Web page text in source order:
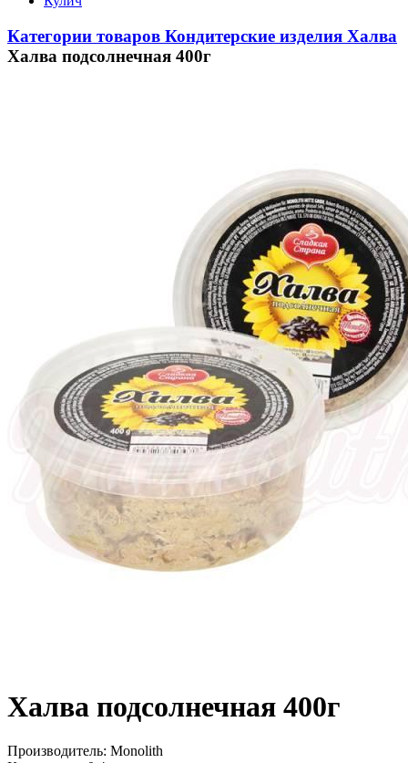
Категории товаров Кондитерские изделия Халва
Халва подсолнечная 400г
Халва подсолнечная 400г
Производитель: Monolith